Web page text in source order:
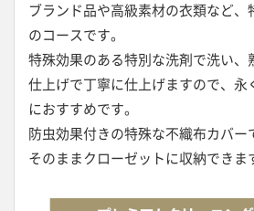
ブランド品や高級素材の衣類など、
のコースです。
特殊効果のある特別な洗剤で洗い、
仕上げで丁寧に仕上げますので、永
におすすめです。
防虫効果付きの特殊な不織布カバー
そのままクローゼットに収納できま
各コースの紹介 私
会社概要 ご
賠償規定
特定商取引法に基づく表記 プ
お知らせ